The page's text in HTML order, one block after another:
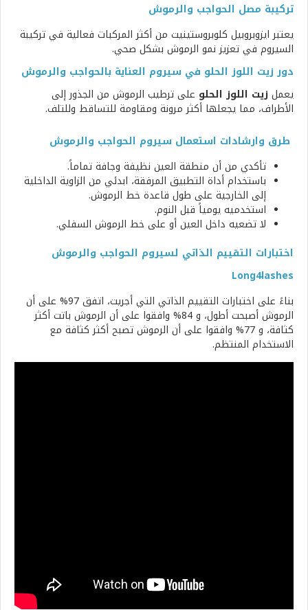
تركيبة مصل الحواجب والرموش
يعتبر ايزوبروبيل كلوبروستينيت من أكثر المركبات فعالية في تركيبة
السيروم في تعزيز نمو الرموش بشكل صحي.
دور زيت اللوز الحلو في سيروم العناية بالحواجب والرموش
يعمل زيت اللوز الحلو على ترطيب الرموش من الجذور إلى
الأطراف، مما يجعلها أكثر مرونة ومقاومة للتساقط وللتلف.
طرق وارشادات استعمال سيروم الحواجب والرموش
تأكدي من أن منطقة العين نظيفة وجافة تماماً.
باستخدام أداة التطبيق المرفقة، ابدئي من الزاوية الداخلية
إلى الخارجية على طول قاعدة خط الرموش.
استخدميه يومياً قبل النوم.
لا تضعيه داخل العين أو على خط الرموش السفلي.
اختبارات التقييم الذاتي لسيروم الحواجب والرموش
Long4lashes
بناءً على اختبارات التقييم الذاتي التي أجريت، اتفق 97% على أن
الرموش أصبحت أطول، و 84% وافقوا على أن الرموش باتت أكثر
كثافة، و 77% وافقوا على أن الرموش تصبح أكثر كثافة مع
الاستخدام المنتظم.